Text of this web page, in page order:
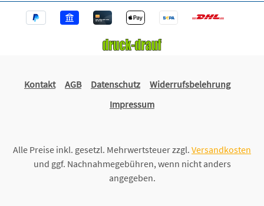
Kontakt AGB Datenschutz
Widerrufsbelehrung
Impressum
Alle Preise inkl. gesetzl. Mehrwertsteuer zzgl. Versandkosten
und ggf. Nachnahmegebühren, wenn nicht anders
angegeben.